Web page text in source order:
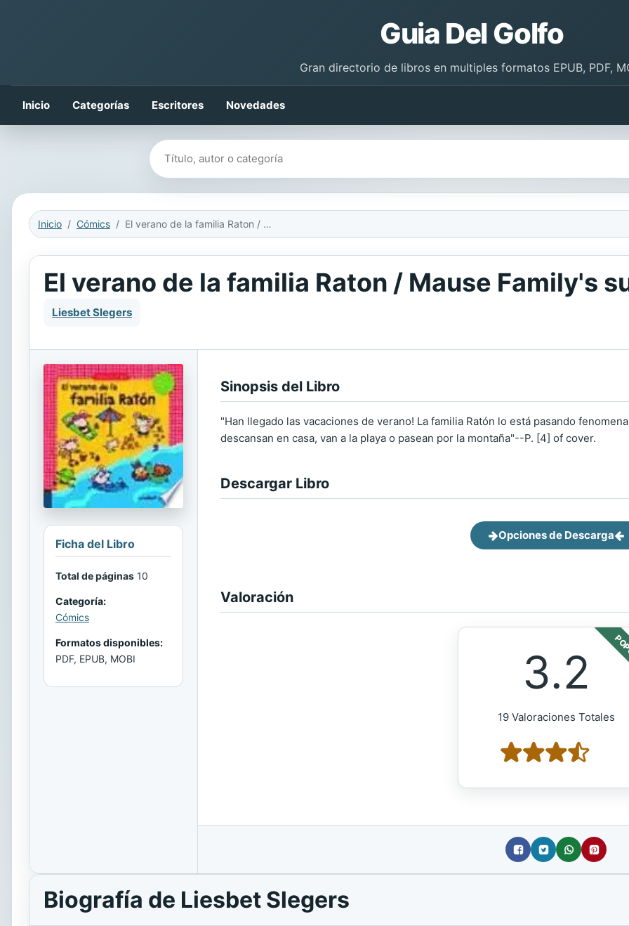
Guia Del Golfo
Gran directorio de libros en multiples formatos EPUB, PDF,
Inicio Categorías Escritores Novedades
Buscar libros
Inicio Cómics El verano de la familia Raton / Mause Family's summer
El verano de la familia Raton / Mause Family's
Liesbet Slegers
Ficha del Libro
Total de páginas 10
Categoría:
Cómics
Formatos disponibles:
PDF, EPUB, MOBI
Sinopsis del Libro
"Han llegado las vacaciones de verano! La familia Ratón lo está pasando
descansan en casa, van a la playa o pasean por la montaña"--P. [4] of cover.
Descargar Libro
Opciones de Descarga
Valoración
3.2
19 Valoraciones Totales
Biografía de Liesbet Slegers